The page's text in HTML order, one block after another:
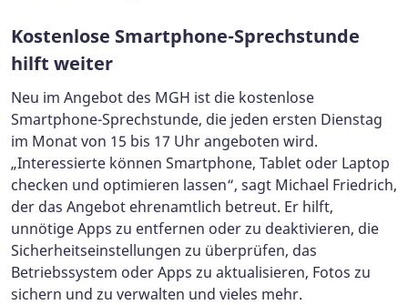
Kostenlose Smartphone-Sprechstunde
hilft weiter
Neu im Angebot des MGH ist die kostenlose
Smartphone-Sprechstunde, die jeden ersten Dienstag
im Monat von 15 bis 17 Uhr angeboten wird.
„Interessierte können Smartphone, Tablet oder Laptop
checken und optimieren lassen“, sagt Michael Friedrich,
der das Angebot ehrenamtlich betreut. Er hilft,
unnötige Apps zu entfernen oder zu deaktivieren, die
Sicherheitseinstellungen zu überprüfen, das
Betriebssystem oder Apps zu aktualisieren, Fotos zu
sichern und zu verwalten und vieles mehr.